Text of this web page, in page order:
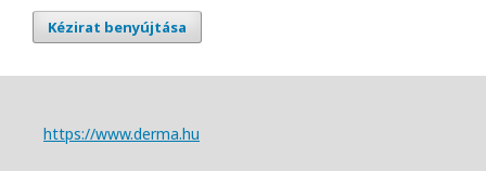
Kézirat benyújtása
https://www.derma.hu